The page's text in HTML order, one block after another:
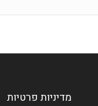
מדיניות פרטיות